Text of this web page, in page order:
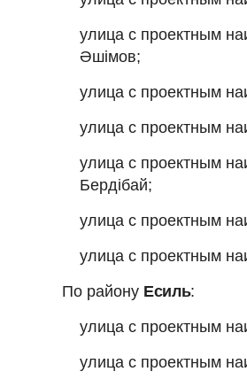
улица с проектным
улица с проектным
улица с проектным
улица с проектным
Бердібай;
улица с проектным
улица с проектным
По району Есиль:
улица с проектным
улица с проектным